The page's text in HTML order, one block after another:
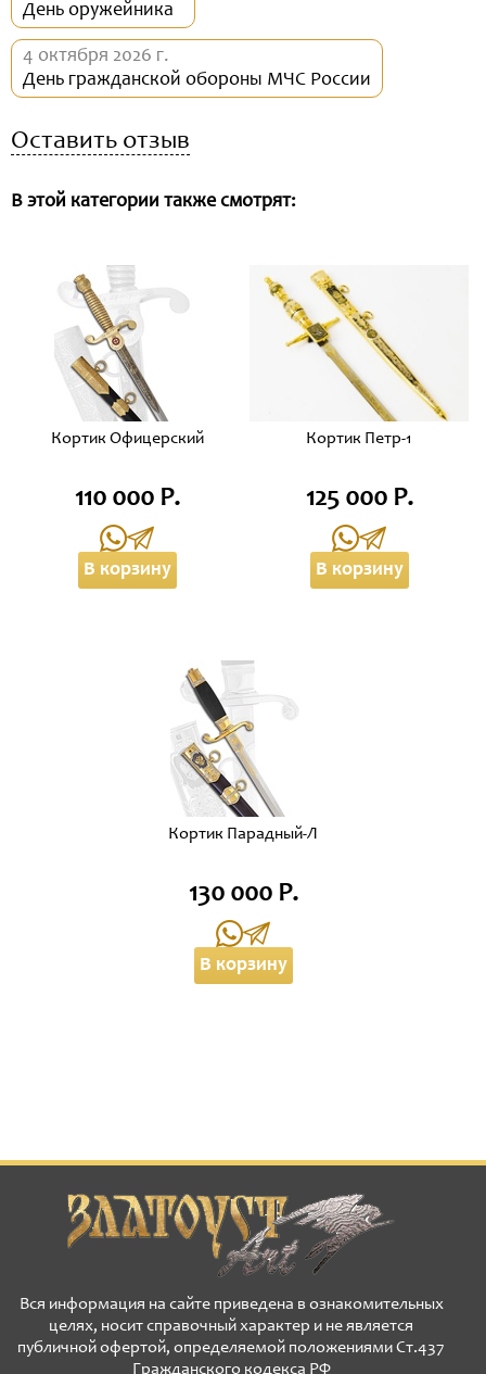
День оружейника
4 октября 2026 г.
День гражданской обороны МЧС России
Оставить отзыв
В этой категории также смотрят:
Кортик Офицерский
110 000 Р.
В корзину
Кортик Петр-1
125 000 Р.
В корзину
Кортик Парадный-Л
130 000 Р.
В корзину
Вся информация на сайте приведена в ознакомительных
целях, носит справочный характер и не является
публичной офертой, определяемой положениями Ст.437
Гражданского кодекса РФ